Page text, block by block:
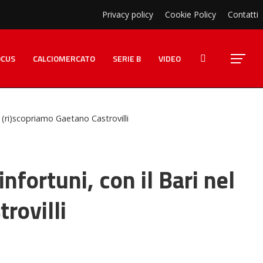
Privacy policy Cookie Policy Contatti
CALCIOMERCATO SERIE B VIDEO
Gaetano Castrovilli
con il Bari nel